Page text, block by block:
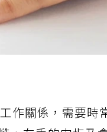
作關係，需要時